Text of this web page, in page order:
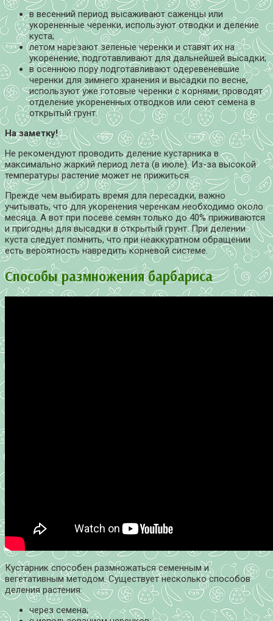
в весенний период высаживают саженцы или
укорененные черенки, используют отводки и деление
куста;
летом нарезают зеленые черенки и ставят их на
укоренение, подготавливают для дальнейшей высадки;
в осеннюю пору подготавливают одеревеневшие
черенки для зимнего хранения и высадки по весне,
используют уже готовые черенки с корнями, проводят
отделение укорененных отводков или сеют семена в
открытый грунт.
На заметку!
Не рекомендуют проводить деление кустарника в
максимально жаркий период лета (в июле). Из-за высокой
температуры растение может не прижиться.
Прежде чем выбирать время для пересадки, важно
учитывать, что для укоренения черенкам необходимо около
месяца. А вот при посеве семян только до 40% приживаются
и пригодны для высадки в открытый грунт. При делении
куста следует помнить, что при неаккуратном обращении
есть вероятность навредить корневой системе.
Способы размножения барбариса
Кустарник способен размножаться семенным и
вегетативным методом. Существует несколько способов
деления растения:
через семена;